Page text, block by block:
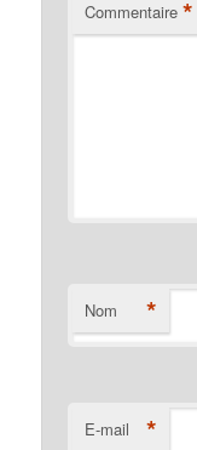
Commentaire *
Nom *
E-mail *